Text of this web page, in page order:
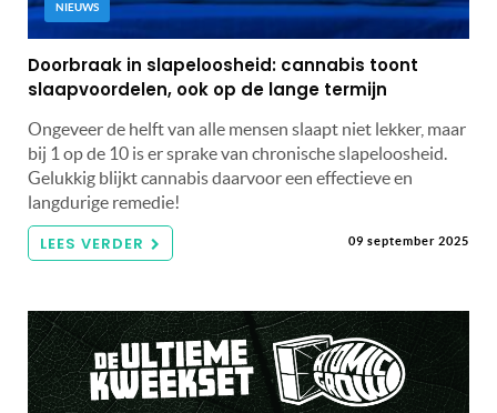
NIEUWS
Doorbraak in slapeloosheid: cannabis toont
slaapvoordelen, ook op de lange termijn
Ongeveer de helft van alle mensen slaapt niet lekker, maar
bij 1 op de 10 is er sprake van chronische slapeloosheid.
Gelukkig blijkt cannabis daarvoor een effectieve en
langdurige remedie!
LEES VERDER 09 september 2025